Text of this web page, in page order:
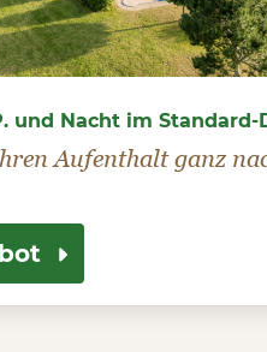
und Nacht im
Aufenthalt ganz